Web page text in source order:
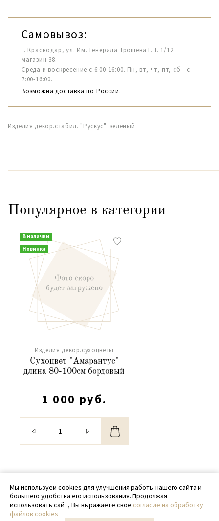
Самовывоз:
г. Краснодар, ул. Им. Генерала Трошева Г.Н. 1/12
магазин 38.
Среда и воскресение с 6:00-16:00. Пн, вт, чт, пт, сб - с
7:00-16:00.
Возможна доставка по России.
Изделия декор.стабил. "Рускус" зеленый
Популярное в категории
В наличии
Новинка
Изделия декор.сухоцветы
Сухоцвет "Амарантус"
длина 80-100см бордовый
1 000 руб.
© 2020 - 2026 SamPack
+ 7 (918) 699-97-87
zakaz@sampack.store
Мы используем cookies для улучшения работы нашего сайта и
большего удобства его использования. Продолжая
использовать сайт, Вы выражаете своё согласие на обработку
файлов cookies